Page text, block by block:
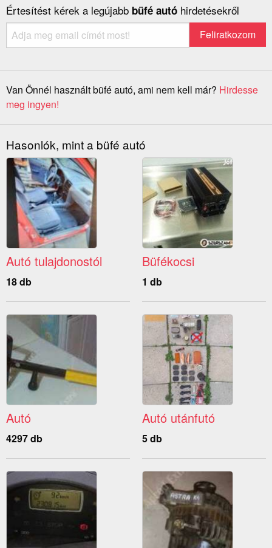
Értesítést kérek a legújabb büfé autó hirdetésekről
Van Önnél használt büfé autó, ami nem kell már? Hirdesse
meg ingyen!
Hasonlók, mint a büfé autó
Autó tulajdonostól
18 db
Büfékocsi
1 db
Autó
4297 db
Autó utánfutó
5 db